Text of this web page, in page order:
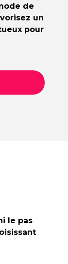
de
un
pour
le pas